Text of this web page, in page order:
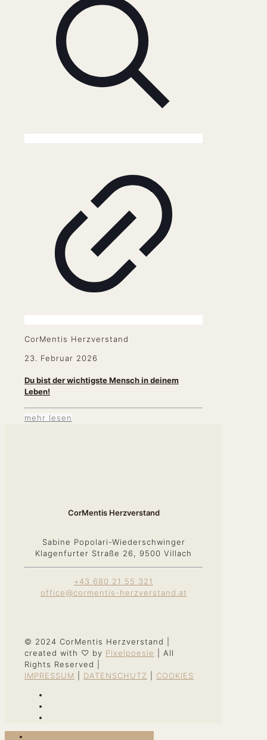
CorMentis Herzverstand
23. Februar 2026
Du bist der wichtigste Mensch in deinem
Leben!
mehr lesen
CorMentis Herzverstand
Sabine Popolari-Wiederschwinger
Klagenfurter Straße 26, 9500 Villach
+43 680 21 55 321
office@cormentis-herzverstand.at
© 2024 CorMentis Herzverstand |
created with ♡ by Pixelpoesie
| All
Rights Reserved |
IMPRESSUM
DATENSCHUTZ COOKIES